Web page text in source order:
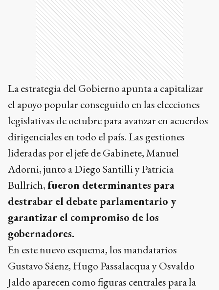
La estrategia del Gobierno apunta a capitalizar
el apoyo popular conseguido en las elecciones
legislativas de octubre para avanzar en acuerdos
dirigenciales en todo el país. Las gestiones
lideradas por el jefe de Gabinete, Manuel
Adorni, junto a Diego Santilli y Patricia
Bullrich,fueron determinantes para
destrabar el debate parlamentario y
garantizar el compromiso de los
gobernadores.
En este nuevo esquema, los mandatarios
Gustavo Sáenz, Hugo Passalacqua y Osvaldo
Jaldo aparecen como figuras centrales para la